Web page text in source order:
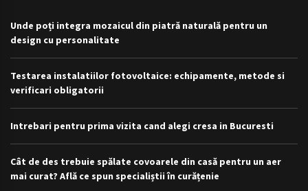
Unde poți integra mozaicul din piatră naturală pentru un
design cu personalitate
Testarea instalatiilor fotovoltaice: echipamente, metode si
verificari obligatorii
Intrebari pentru prima vizita cand alegi cresa in Bucuresti
Cât de des trebuie spălate covoarele din casă pentru un aer
mai curat? Află ce spun specialiștii în curățenie